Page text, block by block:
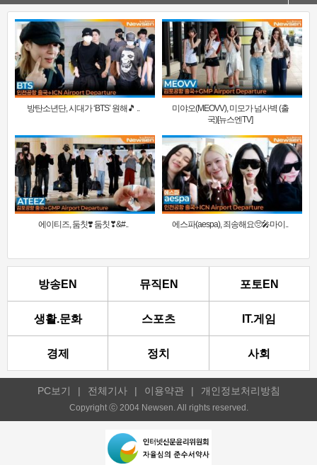
방탄소년단, 시대가 ‘BTS’ 원해🎵 ..
미야오(MEOVV), 미모가 넘사벽 (출
국)[뉴스엔TV]
에이티즈, 둠칫❣️ 둠칫❣&#.. 에스파(aespa), 죄송해요🥺🎤마이..
방송EN 뮤직EN 포토EN
생활.문화 스포츠 IT.게임
경제 정치 사회
PC보기 | 전체기사 | 이용약관 | 개인정보처리방침
Copyright ⓒ 2004 Newsen. All rights reserved.